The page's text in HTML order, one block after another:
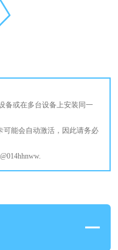
备或在多台设备上安装同一
可能会自动激活，因此请务必